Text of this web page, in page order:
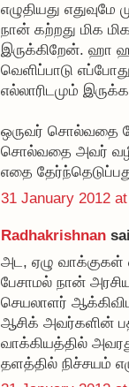
எழுதியது
நான் கற்றது மிக
இருக்கிறேன். ஹா
வெளிப்பாடு
எல்லாரிடமும்
ஒருவர் சொல்வதை
சொல்வதை அவர்
எதை
31 January 2012
Radhakrishnan
அட, ஏழு வாக்குகள்
பேசாமல் நான்
செயலாளர்
ஆசிக் அவர்களின்
வாக்கியத்தில்
தளத்தில் நிச்சயம்